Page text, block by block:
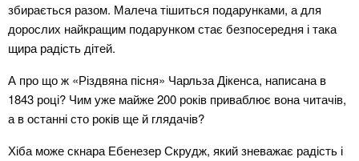
збирається разом. Малеча тішиться подарунками, а для
дорослих найкращим подарунком стає безпосередня і така
щира радість дітей.
А про що ж «Різдвяна пісня» Чарльза Дікенса, написана в
1843 році? Чим уже майже 200 років приваблює вона читачів,
а в останні сто років ще й глядачів?
Хіба може скнара Ебенезер Скрудж, який зневажає радість і